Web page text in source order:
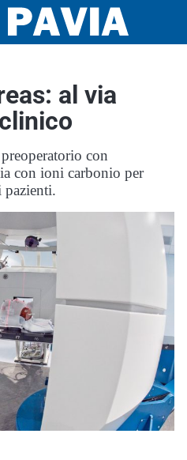
al via
con
con ioni carbonio per
pazienti.